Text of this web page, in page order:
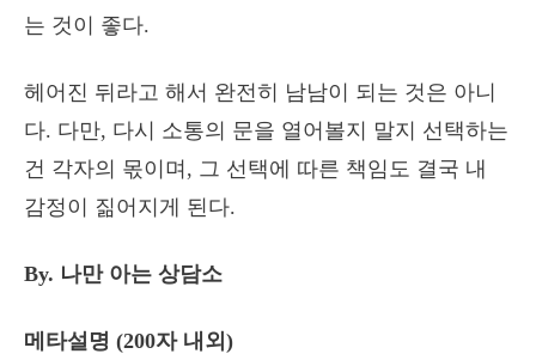
는 것이 좋다.
헤어진 뒤라고 해서 완전히 남남이 되는 것은 아니
다. 다만, 다시 소통의 문을 열어볼지 말지 선택하는
건 각자의 몫이며, 그 선택에 따른 책임도 결국 내
감정이 짊어지게 된다.
By. 나만 아는 상담소
메타설명 (200자 내외)